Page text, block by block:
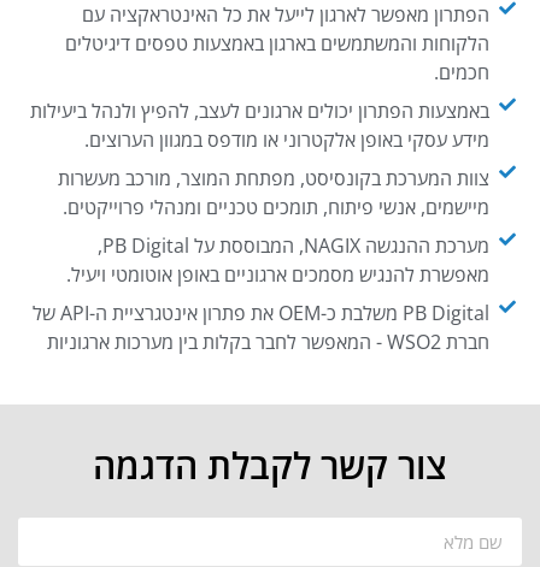
הפתרון מאפשר לארגון לייעל את כל האינטראקציה עם
הלקוחות והמשתמשים בארגון באמצעות טפסים דיגיטלים
חכמים.
באמצעות הפתרון יכולים ארגונים לעצב, להפיץ ולנהל ביעילות
מידע עסקי באופן אלקטרוני או מודפס במגוון הערוצים.
צוות המערכת בקונסיסט, מפתחת המוצר, מורכב מעשרות
מיישמים, אנשי פיתוח, תומכים טכניים ומנהלי פרוייקטים.
מערכת ההנגשה NAGIX, המבוססת על PB Digital,
מאפשרת להנגיש מסמכים ארגוניים באופן אוטומטי ויעיל.
PB Digital משלבת כ-OEM את פתרון אינטגרציית ה-API של
חברת WSO2 - המאפשר לחבר בקלות בין מערכות ארגוניות
צור קשר לקבלת הדגמה